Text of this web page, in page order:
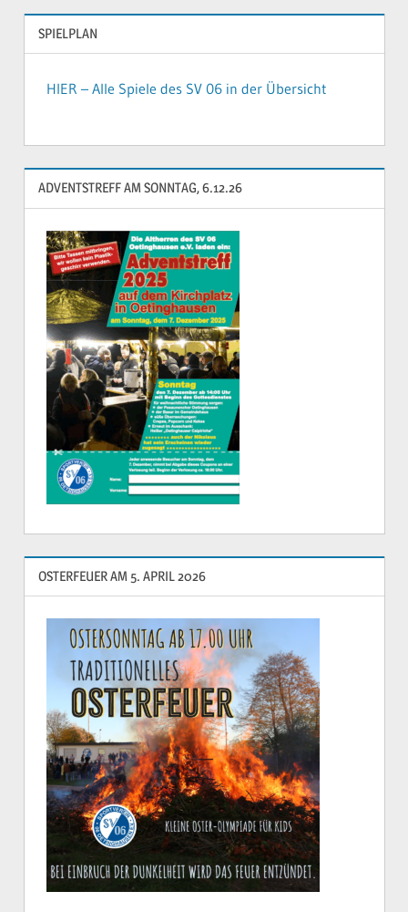
SPIELPLAN
HIER – Alle Spiele des SV 06 in der Übersicht
ADVENTSTREFF AM SONNTAG, 6.12.26
OSTERFEUER AM 5. APRIL 2026